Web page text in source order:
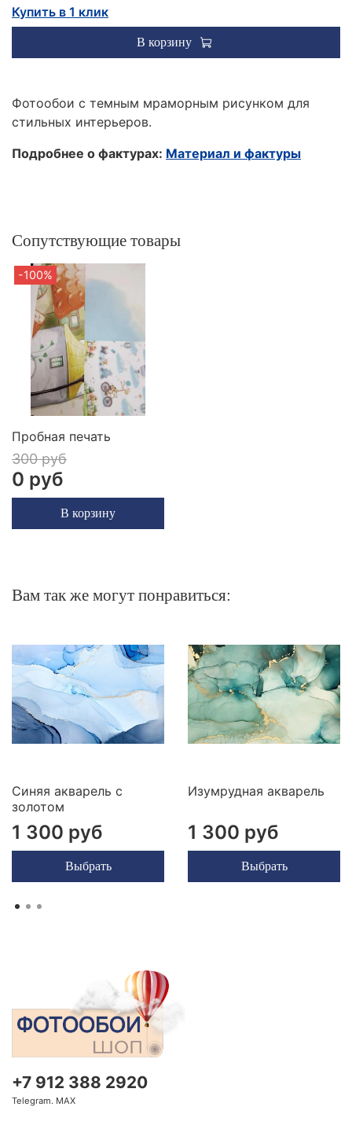
Купить в 1 клик
В корзину
Фотообои с темным мраморным рисунком для
стильных интерьеров.
Подробнее о фактурах: Материал и фактуры
Сопутствующие товары
-100%
Пробная печать
300 руб
0 руб
В корзину
Вам так же могут понравиться:
Синяя акварель с
золотом
1 300 руб
Выбрать
Изумрудная акварель
1 300 руб
Выбрать
+7 912 388 2920
Telegram. MAX